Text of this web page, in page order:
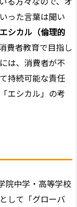
った言葉は聞い
エシカル（倫理的
費者教育で目指し
は、消費者が不
持続可能な責任
エシカル」の考
院中学・高等学校
して「グローバ